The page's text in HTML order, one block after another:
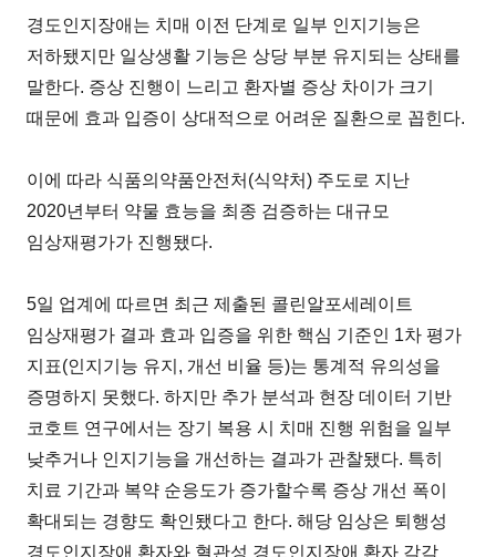
경도인지장애는 치매 이전 단계로 일부 인지기능은
저하됐지만 일상생활 기능은 상당 부분 유지되는 상태를
말한다. 증상 진행이 느리고 환자별 증상 차이가 크기
때문에 효과 입증이 상대적으로 어려운 질환으로 꼽힌다.
이에 따라 식품의약품안전처(식약처) 주도로 지난
2020년부터 약물 효능을 최종 검증하는 대규모
임상재평가가 진행됐다.
5일 업계에 따르면 최근 제출된 콜린알포세레이트
임상재평가 결과 효과 입증을 위한 핵심 기준인 1차 평가
지표(인지기능 유지, 개선 비율 등)는 통계적 유의성을
증명하지 못했다. 하지만 추가 분석과 현장 데이터 기반
코호트 연구에서는 장기 복용 시 치매 진행 위험을 일부
낮추거나 인지기능을 개선하는 결과가 관찰됐다. 특히
치료 기간과 복약 순응도가 증가할수록 증상 개선 폭이
확대되는 경향도 확인됐다고 한다. 해당 임상은 퇴행성
경도인지장애 환자와 혈관성 경도인지장애 환자 각각